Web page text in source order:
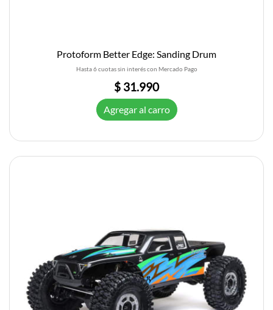
Protoform Better Edge: Sanding Drum
Hasta 6 cuotas sin interés con Mercado Pago
$ 31.990
Agregar al carro